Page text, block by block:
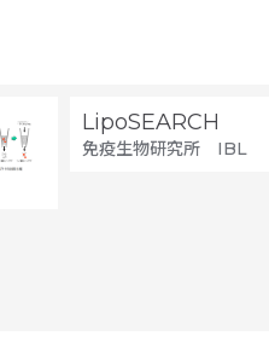
LipoSEARCH
免疫生物研究所 IBL